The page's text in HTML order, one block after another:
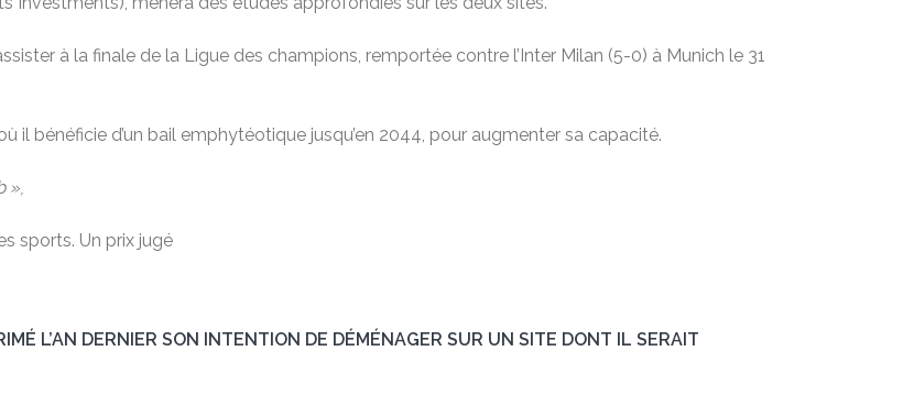
à la finale de la Ligue des champions, remportée contre l’Inter Milan (5-0) à Munich le 31
il bénéficie d’un bail emphytéotique jusqu’en 2044, pour augmenter sa capacité.
»,
sports. Un prix jugé
L’AN DERNIER SON INTENTION DE DÉMÉNAGER SUR UN SITE DONT IL SERAIT